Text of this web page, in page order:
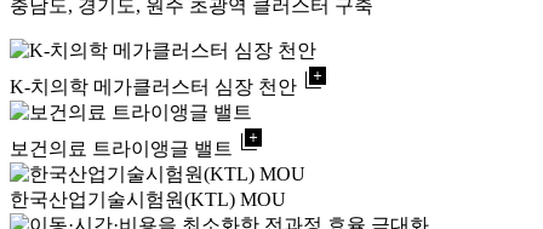
충남도, 경기도, 원주 초광역 클러스터 구축
K-치의학 메가클러스터 심장 천안 library_add
보건의료 트라이앵글 밸트 library_add
한국산업기술시험원(KTL) MOU